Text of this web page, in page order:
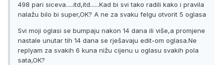
498 pari siceva.....itd,itd......Kad bi svi tako radili kako i pravila
nalažu bilo bi super,OK? A ne za svaku felgu otvorit 5 oglasa
Svi moji oglasi se bumpaju nakon 14 dana ili više,a promjene
nastale unutar tih 14 dana se rješavaju edit-om oglasa.Ne
replyam za svakih 6 kuna nižu cijenu u oglasu svakih pola
sata,OK?